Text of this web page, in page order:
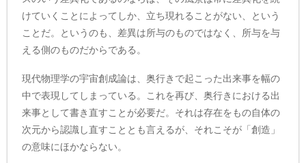
けていくことによってしか、立ち現れることがない、という
ことだ。というのも、差異は所与のものではなく、所与を与
える側のものだからである。
現代物理学の宇宙創成論は、奥行きで起こった出来事を幅の
中で表現してしまっている。これを再び、奥行きにおける出
来事として書き直すことが必要だ。それは存在をもの自体の
次元から認識し直すこととも言えるが、それこそが「創造」
の意味にほかならない。